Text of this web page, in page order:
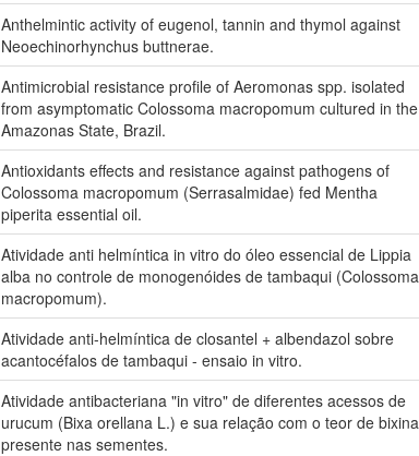
Anthelmintic activity of eugenol, tannin and thymol against
Neoechinorhynchus buttnerae.
Antimicrobial resistance profile of Aeromonas spp. isolated
from asymptomatic Colossoma macropomum cultured in the
Amazonas State, Brazil.
Antioxidants effects and resistance against pathogens of
Colossoma macropomum (Serrasalmidae) fed Mentha
piperita essential oil.
Atividade anti helmíntica in vitro do óleo essencial de Lippia
alba no controle de monogenóides de tambaqui (Colossoma
macropomum).
Atividade anti-helmíntica de closantel + albendazol sobre
acantocéfalos de tambaqui - ensaio in vitro.
Atividade antibacteriana "in vitro" de diferentes acessos de
urucum (Bixa orellana L.) e sua relação com o teor de bixina
presente nas sementes.